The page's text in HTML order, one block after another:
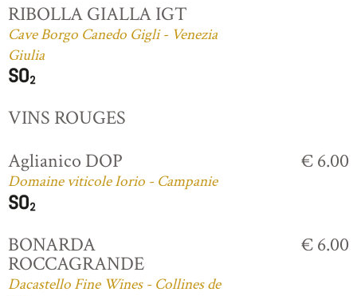
RIBOLLA GIALLA IGT
Cave Borgo Canedo Gigli - Venezia
Giulia
VINS ROUGES
Aglianico DOP
Domaine viticole Iorio - Campanie
€ 6.00
BONARDA
ROCCAGRANDE
Dacastello Fine Wines - Collines de
€ 6.00